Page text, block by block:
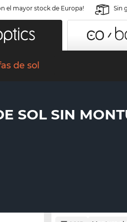
el mayor stock de Europa! Sin
de sol
SOL SIN